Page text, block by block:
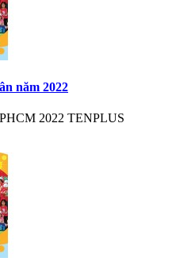
năm 2022
2022 TENPLUS